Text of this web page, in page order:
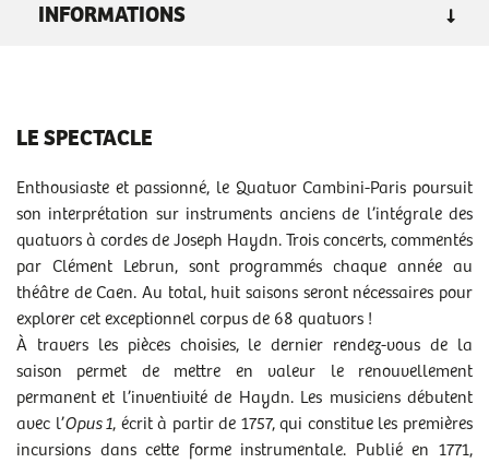
INFORMATIONS
TARIF A:de 6 € à 18 €
RENDEZ-VOUS
jeu 25/05/2023 - 20h00
Le concert de l’Intégrale des Quatuors de Haydn, du
Quatuor Cambini-Paris, prévu ce jeudi 25 mai est
malheureusement
annulé.
Au cas où vous auriez déjà pris vos places, vous pouvez
demander,jusqu’au samedi 3 juin 2023, un échange sur la
saison 22/23 du théâtre de Caen ou un remboursement.
Pour un remboursement , il est impératif de joindre un RIB
en pièce jointe ou de préciser vos BIC et IBAN dans le corps
LE SPECTACLE
Enthousiaste et passionné, le Quatuor Cambini-Paris poursuit
son interprétation sur instruments anciens de l’intégrale des
quatuors à cordes de Joseph Haydn. Trois concerts, commentés
par Clément Lebrun, sont programmés chaque année au
théâtre de Caen. Au total, huit saisons seront nécessaires pour
explorer cet exceptionnel corpus de 68 quatuors !
À travers les pièces choisies, le dernier rendez-vous de la
saison permet de mettre en valeur le renouvellement
permanent et l’inventivité de Haydn. Les musiciens débutent
avec l’Opus 1, écrit à partir de 1757, qui constitue les premières
incursions dans cette forme instrumentale. Publié en 1771,